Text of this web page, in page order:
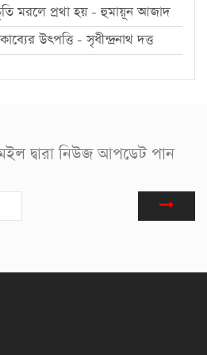
মরলে প্রথা হয় - হুমায়ূন আজাদ
উৎপত্তি - সৃধীন্দ্রনাথ দত্ত
দ্বারা নিউজ আপডেট পান